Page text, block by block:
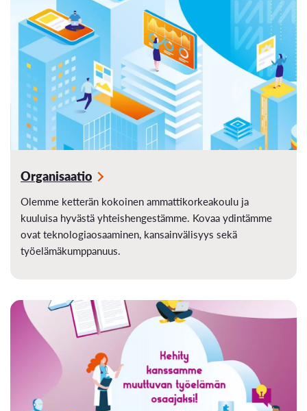
Organisaatio
Olemme ketterän kokoinen ammattikorkeakoulu ja
kuuluisa hyvästä yhteishengestämme. Kovaa ydintämme
ovat teknologiaosaaminen, kansainvälisyys sekä
työelämäkumppanuus.